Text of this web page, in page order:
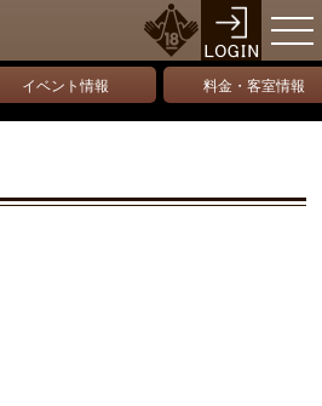
イベント情報 料金・客室情報